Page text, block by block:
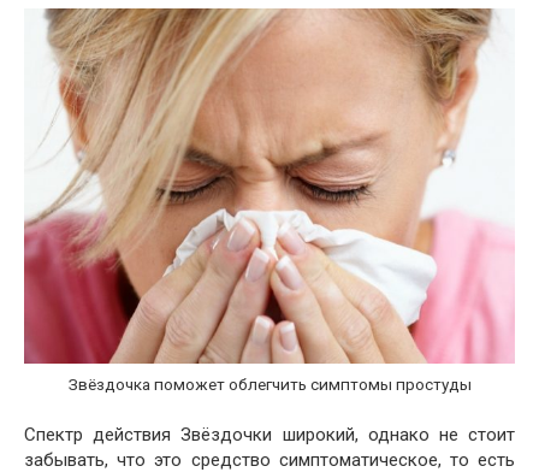
Звёздочка поможет облегчить симптомы простуды
Спектр действия Звёздочки широкий, однако не стоит
забывать, что это средство симптоматическое, то есть